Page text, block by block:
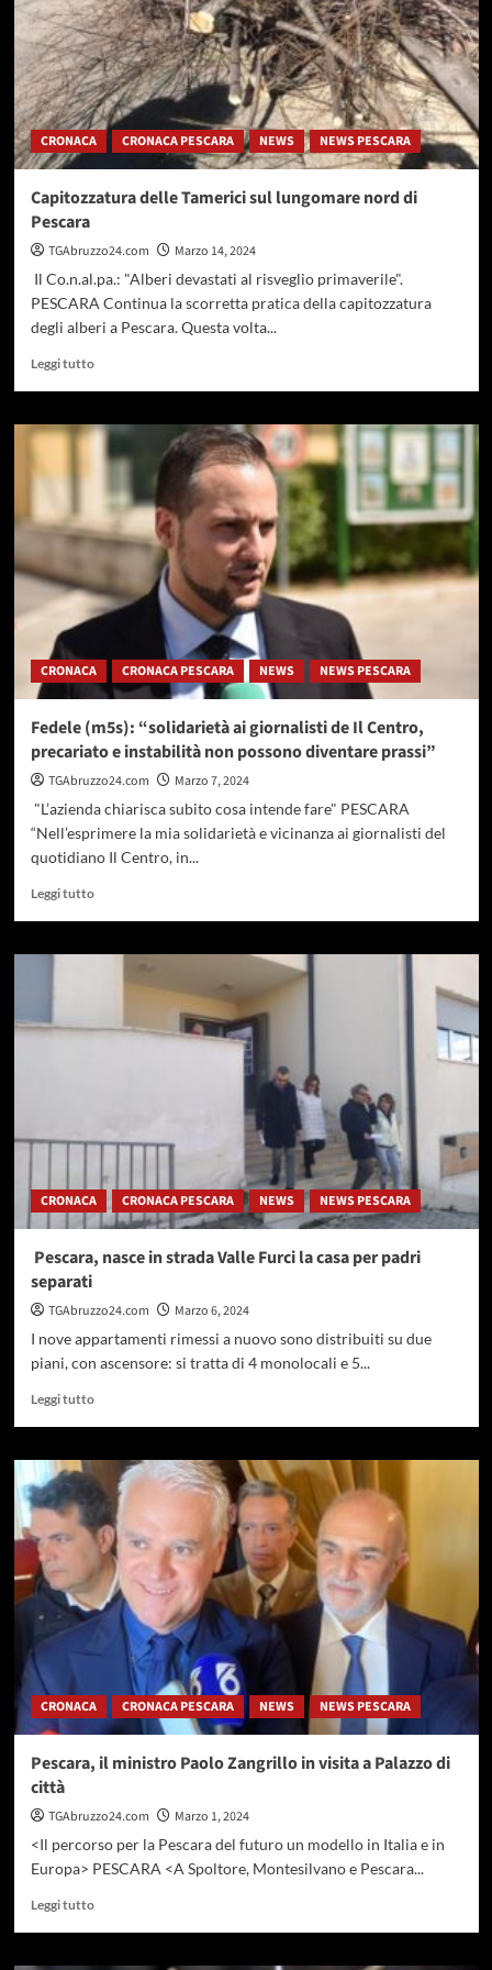
CRONACA CRONACA PESCARA NEWS NEWS PESCARA
Capitozzatura delle Tamerici sul lungomare nord di
Pescara
TGAbruzzo24.com
Marzo 14, 2024
Il Co.n.al.pa.: "Alberi devastati al risveglio primaverile".
PESCARA Continua la scorretta pratica della capitozzatura
degli alberi a Pescara. Questa volta...
Leggi tuttoLeggi
su
Capitozzatura
delle
lungomare
nord
Pescara
CRONACA CRONACA PESCARA NEWS NEWS PESCARA
Fedele (m5s): “solidarietà ai giornalisti de Il Centro,
precariato e instabilità non possono diventare prassi”
TGAbruzzo24.com
Marzo 7, 2024
"L’azienda chiarisca subito cosa intende fare" PESCARA
“Nell’esprimere la mia solidarietà e vicinanza ai giornalisti del
quotidiano Il Centro, in...
Leggi tuttoLeggi
su
ai
precariato
instabilità
non
possono
prassi”
CRONACA CRONACA PESCARA NEWS NEWS PESCARA
Pescara, nasce in strada Valle Furci la casa per padri
separati
TGAbruzzo24.com
Marzo 6, 2024
I nove appartamenti rimessi a nuovo sono distribuiti su due
piani, con ascensore: si tratta di 4 monolocali e 5...
Leggi tuttoLeggi
su
Pescara,
nasce
strada
Valle
Furci
la
casa
separati
CRONACA CRONACA PESCARA NEWS NEWS PESCARA
Pescara, il ministro Paolo Zangrillo in visita a Palazzo di
città
TGAbruzzo24.com
Marzo 1, 2024
<Il percorso per la Pescara del futuro un modello in Italia e in
Europa> PESCARA <A Spoltore, Montesilvano e Pescara...
Leggi tuttoLeggi
su